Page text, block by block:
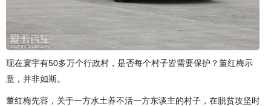
现在寰宇有50多万个行政村，是否每个村子皆需要保护？董红梅示
意，并非如斯。
董红梅先容，关于一方水土养不活一方东谈主的村子，在脱贫攻坚时